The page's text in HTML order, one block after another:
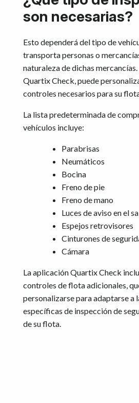
son necesarias?
Esto dependerá del tipo de
transporta personas o
naturaleza de dichas
Quartix Check, puede
controles necesarios para su
La lista predeterminada de
vehículos incluye:
Parabrisas
Neumáticos
Bocina
Freno de pie
Freno de mano
Luces de aviso en el
Espejos retrovisores
Cinturones de
Cámara
La aplicación Quartix Check
controles de flota adicionales,
personalizarse para adaptarse a
específicas de inspección de
de su flota.